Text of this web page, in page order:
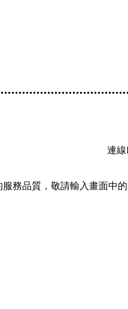
連線
務品質，敬請輸入畫面中